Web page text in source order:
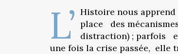
L’ Histoire nous apprend
place des
distraction) ; parfois
une fois la crise passée, elle